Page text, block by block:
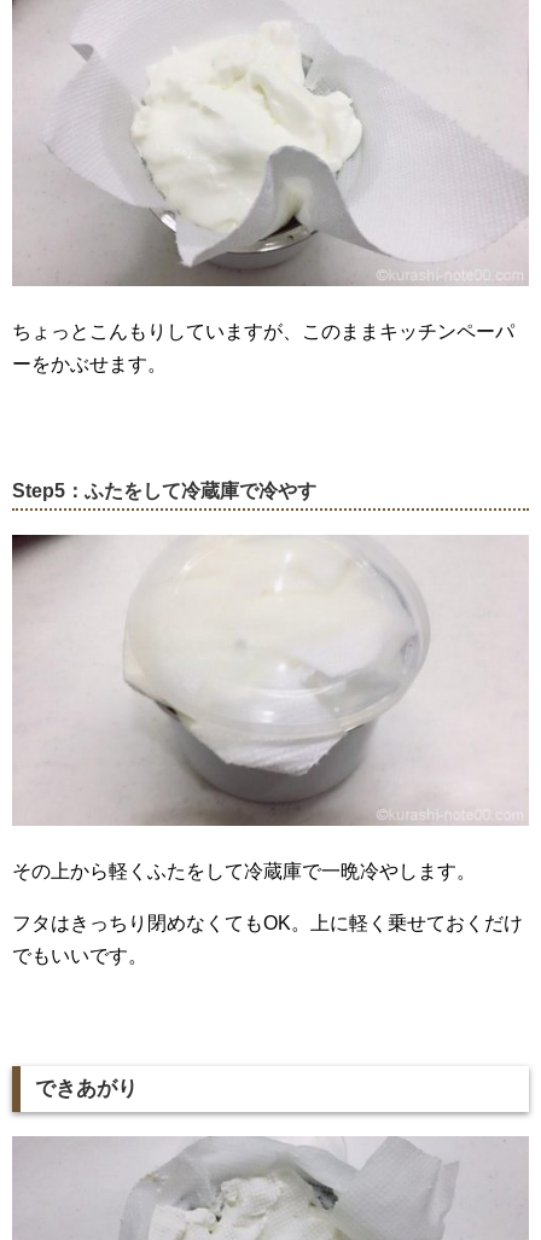
ちょっとこんもりしていますが、このままキッチンペーパ
ーをかぶせます。
Step5：ふたをして冷蔵庫で冷やす
その上から軽くふたをして冷蔵庫で一晩冷やします。
フタはきっちり閉めなくてもOK。上に軽く乗せておくだけ
でもいいです。
できあがり